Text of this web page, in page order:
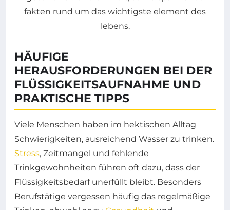
HÄUFIGE
HERAUSFORDERUNGEN BEI DER
FLÜSSIGKEITSAUFNAHME UND
PRAKTISCHE TIPPS
Viele Menschen haben im hektischen Alltag
Schwierigkeiten, ausreichend Wasser zu trinken.
Stress, Zeitmangel und fehlende
Trinkgewohnheiten führen oft dazu, dass der
Flüssigkeitsbedarf unerfüllt bleibt. Besonders
Berufstätige vergessen häufig das regelmäßige